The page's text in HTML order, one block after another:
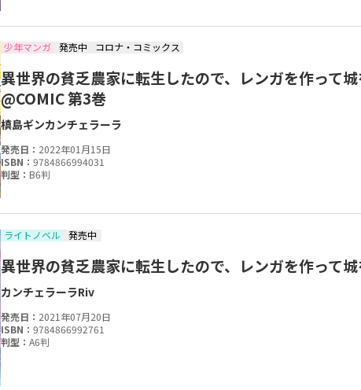
少年マンガ 発売中 コロナ・コミックス
異世界の貧乏農家に転生したので、レンガを作って
@COMIC 第3巻
槙島ギンカンチェラーラ
発売日： 2022年01月15日
ISBN： 9784866994031
判型： B6判
ライトノベル 発売中
異世界の貧乏農家に転生したので、レンガを作って
カンチェラーラRiv
発売日： 2021年07月20日
ISBN： 9784866992761
判型： A6判